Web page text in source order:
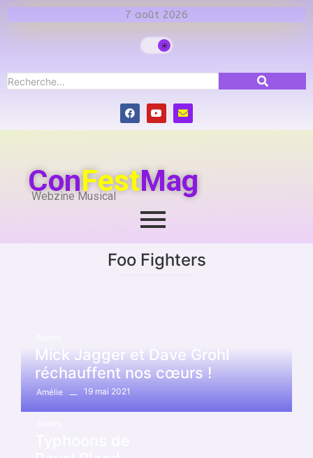
7 août 2026
ConFestMag
Webzine Musical
Foo Fighters
Mick Jagger et Dave Grohl
réchauffent nos cœurs !
Amélie 19 mai 2021